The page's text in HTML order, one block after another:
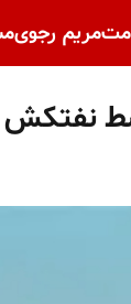
مریم رجوی
نفتکش